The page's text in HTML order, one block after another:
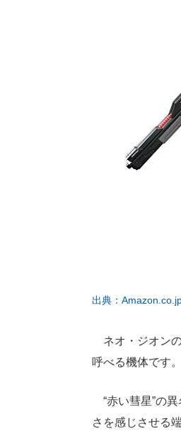
出典：
ネオ・ジオン
呼べる機体です。
“赤い彗星”の
さを感じさせる